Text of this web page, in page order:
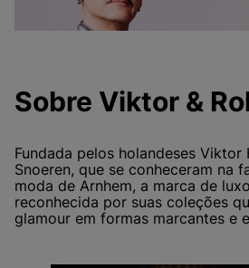
Sobre Viktor &
Fundada pelos holandeses Viktor
Snoeren, que se conheceram na
moda de Arnhem, a marca de
reconhecida por suas coleções
glamour em formas marcantes e